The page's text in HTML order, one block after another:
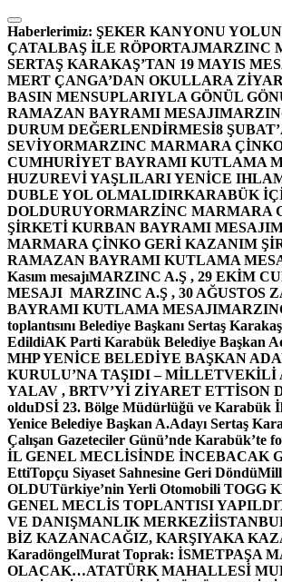
İçeriğe
atla
Haberlerimiz: ŞEKER KANYONU
ÇATALBAŞ İLE RÖPORTAJMARZINC
SERTAŞ KARAKAŞ’TAN 19 MAYIS
MERT ÇANGA’DAN OKULLARA
BASIN MENSUPLARIYLA GÖNÜL
RAMAZAN BAYRAMI MESAJI
DURUM DEĞERLENDİRMESİ8
SEVİYORMARZINC MARMARA
CUMHURİYET BAYRAMI KUTLAMA
HUZUREVİ YAŞLILARI YENİCE
DUBLE YOL OLMALIDIRKARABÜK
DOLDURUYORMARZİNC MARMARA
ŞİRKETİ KURBAN BAYRAMI MESAJI
MARMARA ÇİNKO GERİ KAZANIM
RAMAZAN BAYRAMI KUTLAMA
Kasım mesajıMARZINC A.Ş , 29 EKİM
MESAJI MARZINC A.Ş , 30 AĞUSTOS
BAYRAMI KUTLAMA MESAJI
toplantısını Belediye Başkanı Sertaş
EdildiAK Parti Karabük Belediye Başkan
MHP YENİCE BELEDİYE BAŞKAN
KURULU’NA TAŞIDI – MİLLETVEKİLİ
YALAV , BRTV’Yİ ZİYARET ETTİSON
olduDSİ 23. Bölge Müdürlüğü ve Karabük İl
Yenice Belediye Başkan A.Adayı Sertaş
Çalışan Gazeteciler Günü’nde Karabük’te
İL GENEL MECLİSİNDE İNCEBACAK
EttiTopçu Siyaset Sahnesine Geri Döndü
OLDUTürkiye’nin Yerli Otomobili TOGG
GENEL MECLİS TOPLANTISI YAPILDI
VE DANIŞMANLIK MERKEZİ
BİZ KAZANACAĞIZ, KARŞIYAKA
KaradöngelMurat Toprak: İSMETPAŞA
OLACAK…ATATÜRK MAHALLESİ